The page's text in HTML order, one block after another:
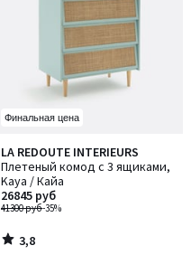
Финальная цена
LA REDOUTE INTERIEURS
Плетеный комод с 3 ящиками,
Kaya / Кайа
41300 руб-35%
26845 руб
3,8
/ 5
3,8
/